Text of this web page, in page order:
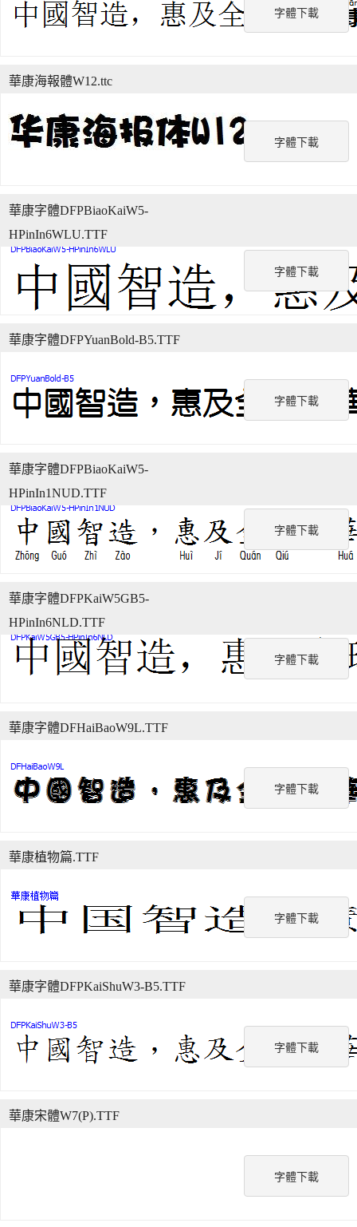
字體下載
字體下載
華康海報體W12.ttc
字體下載
華康字體DFPBiaoKaiW5-
HPinIn6WLU.TTF
字體下載
華康字體DFPYuanBold-B5.TTF
字體下載
華康字體DFPBiaoKaiW5-
HPinIn1NUD.TTF
字體下載
華康字體DFPKaiW5GB5-
HPinIn6NLD.TTF
字體下載
華康字體DFHaiBaoW9L.TTF
字體下載
華康植物篇.TTF
字體下載
華康字體DFPKaiShuW3-B5.TTF
字體下載
華康宋體W7(P).TTF